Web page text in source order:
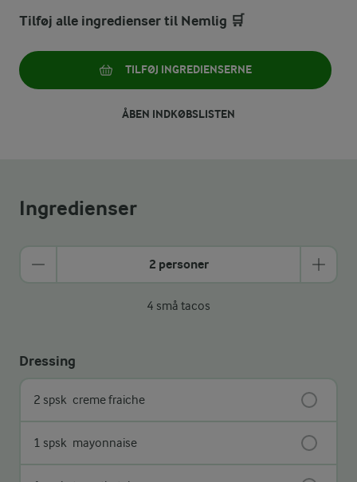
Tilføj alle ingredienser til Nemlig 🛒
TILFØJ INGREDIENSERNE
ÅBEN INDKØBSLISTEN
Ingredienser
2 personer
4 små tacos
Dressing
2 spsk creme fraiche
1 spsk mayonnaise